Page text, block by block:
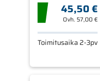
45,50 €
Ovh. 57,00 €
Toimitusaika 2-3pv